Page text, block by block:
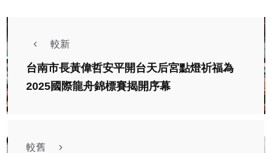
較新
台南市長黃偉哲安平開台天后宮點燈祈福為
2025國際龍舟錦標賽揭開序幕
較舊